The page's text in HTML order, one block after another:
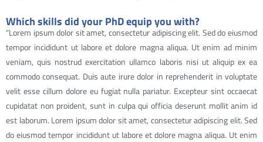
Which skills did your PhD equip you with?
“Lorem ipsum dolor sit amet, consectetur adipiscing elit. Sed do eiusmod
tempor incididunt ut labore et dolore magna aliqua. Ut enim ad minim
veniam, quis nostrud exercitation ullamco laboris nisi ut aliquip ex ea
commodo consequat. Duis aute irure dolor in reprehenderit in voluptate
velit esse cillum dolore eu fugiat nulla pariatur. Excepteur sint occaecat
cupidatat non proident, sunt in culpa qui officia deserunt mollit anim id
est laborum. Lorem ipsum dolor sit amet, consectetur adipiscing elit. Sed
do eiusmod tempor incididunt ut labore et dolore magna aliqua. Ut enim